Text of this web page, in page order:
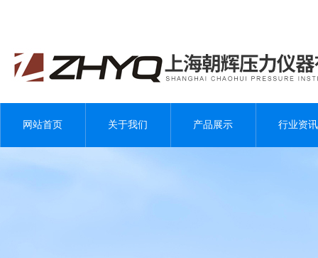
网站首页 关于我们 产品展示 行业资讯